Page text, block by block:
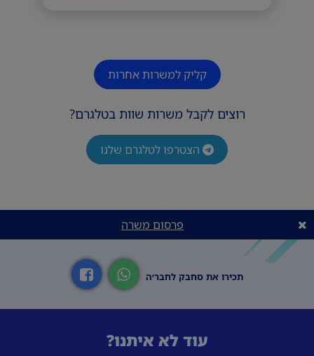
קליק למשרות אחרות
רוצים לקבל משרות שוות בטלגרם?
הצטרפו לטלגרם שלנו
פרסום משרה
תכירו את סחבק לחבר׳ה
עוד לא איתנו?